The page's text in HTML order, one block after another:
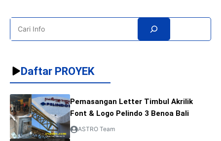
Search
Daftar PROYEK
Pemasangan Letter Timbul Akrilik
Font & Logo Pelindo 3 Benoa Bali
ASTRO Team